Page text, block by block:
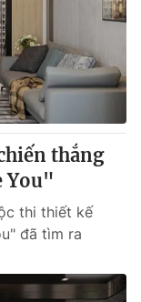
thắng
You"
thi thiết kế
đã tìm ra